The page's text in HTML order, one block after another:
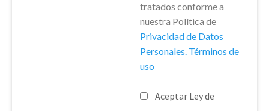
tratados conforme a
nuestra Política de
Privacidad de Datos
Personales. Términos de
uso
Aceptar Ley de